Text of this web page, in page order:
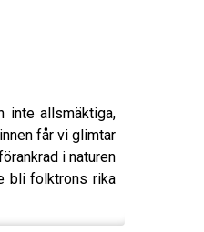
inte allsmäktiga,
får vi glimtar
i naturen
bli folktrons rika